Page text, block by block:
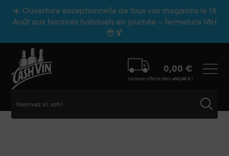
☀️ Ouverture exceptionnelle de tous vos magasins le 15
Août aux horaires habituels en journée – fermeture 18H
😎🍹
Inscrivez ici votre
0,00 €
Livraison offerte dans450,00 €!
Panneau de gestion des cookies